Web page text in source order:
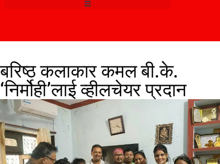
बरिष्ठ कलाकार कमल बी.के.
‘निर्मोही’लाई व्हीलचेयर प्रदान